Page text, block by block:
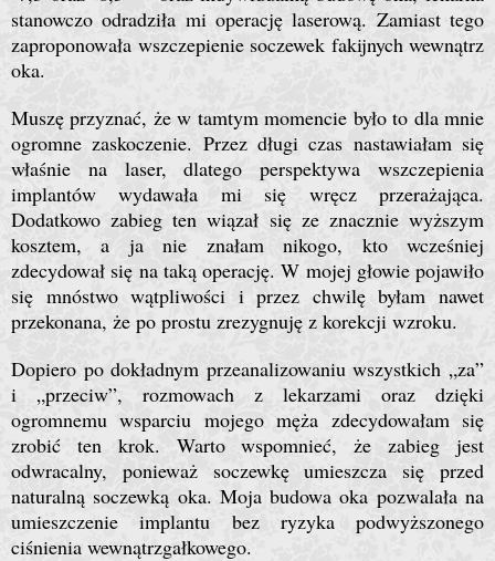
stanowczo odradziła mi operację laserową. Zamiast tego
zaproponowała wszczepienie soczewek fakijnych wewnątrz
oka.
Muszę przyznać, że w tamtym momencie było to dla mnie
ogromne zaskoczenie. Przez długi czas nastawiałam się
właśnie na laser, dlatego perspektywa wszczepienia
implantów wydawała mi się wręcz przerażająca.
Dodatkowo zabieg ten wiązał się ze znacznie wyższym
kosztem, a ja nie znałam nikogo, kto wcześniej
zdecydował się na taką operację. W mojej głowie pojawiło
się mnóstwo wątpliwości i przez chwilę byłam nawet
przekonana, że po prostu zrezygnuję z korekcji wzroku.
Dopiero po dokładnym przeanalizowaniu wszystkich „za”
i „przeciw”, rozmowach z lekarzami oraz dzięki
ogromnemu wsparciu mojego męża zdecydowałam się
zrobić ten krok. Warto wspomnieć, że zabieg jest
odwracalny, ponieważ soczewkę umieszcza się przed
naturalną soczewką oka. Moja budowa oka pozwalała na
umieszczenie implantu bez ryzyka podwyższonego
ciśnienia wewnątrzgałkowego.